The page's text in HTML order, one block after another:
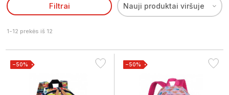
1-12 prekės iš 12
Filtrai Nauji produktai viršuje
−50% −50%